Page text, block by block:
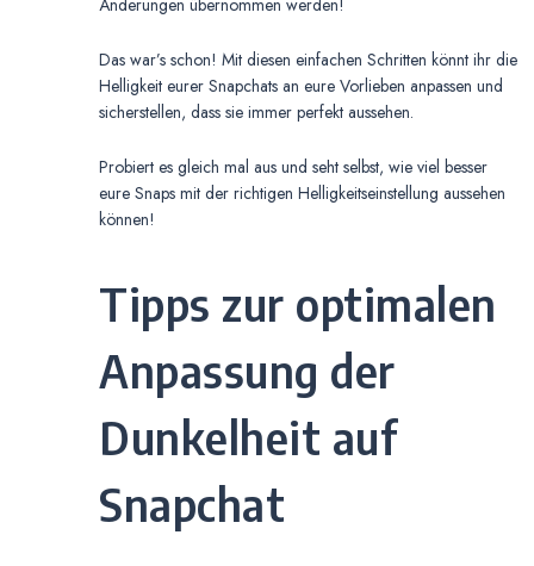
Änderungen übernommen werden!
Das war’s schon! Mit diesen einfachen Schritten könnt ihr die
Helligkeit eurer Snapchats an eure Vorlieben anpassen und
sicherstellen, dass sie immer perfekt aussehen.
Probiert es gleich mal aus und seht selbst, wie viel besser
eure Snaps mit der richtigen Helligkeitseinstellung aussehen
können!
Tipps zur optimalen
Anpassung der
Dunkelheit auf
Snapchat